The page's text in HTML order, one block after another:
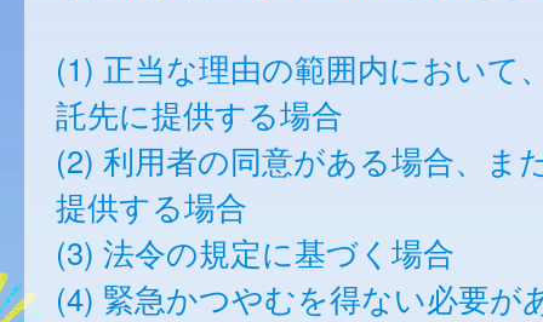
(1) 正当な理由の範囲内において
託先に提供する場合
(2) 利用者の同意がある場合、ま
提供する場合
(3) 法令の規定に基づく場合
(4) 緊急かつやむを得ない必要が